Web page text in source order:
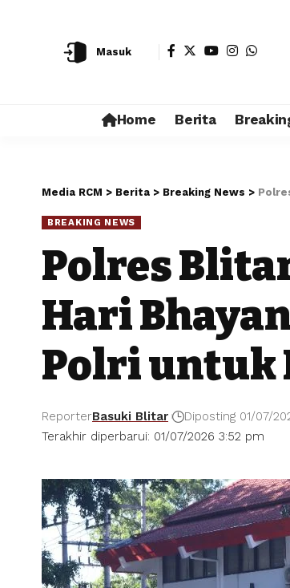
Masuk
Home Berita
Media RCM > Berita > Breaking News >
BREAKING NEWS
Polres
Hari
Polri untuk
Terakhir diperbarui: 01/07/2026 3:52 pm
ReporterBasuki Blitar Diposting 01/07/